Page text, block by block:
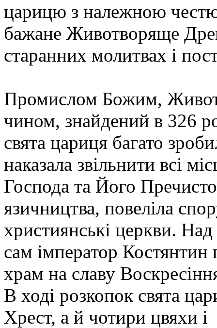
царицю з належною
бажане Животворяще
старанних молитвах і
Промислом Божим,
чином, знайдений в 326
свята цариця багато
наказала звільнити всі
Господа та Його
язичництва, повеліла
християнські церкви.
сам імператор Костянтин
храм на славу
В ході розкопок свята
Хрест, а й чотири цвяхи і